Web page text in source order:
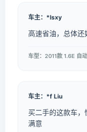
车主：*lsxy
高速省油，总体还
车型：2011款 1.6E 自
车主：*f Liu
买二手的这款车
满意